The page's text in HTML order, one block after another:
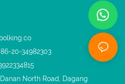
20-34982303
North Road, Dagang